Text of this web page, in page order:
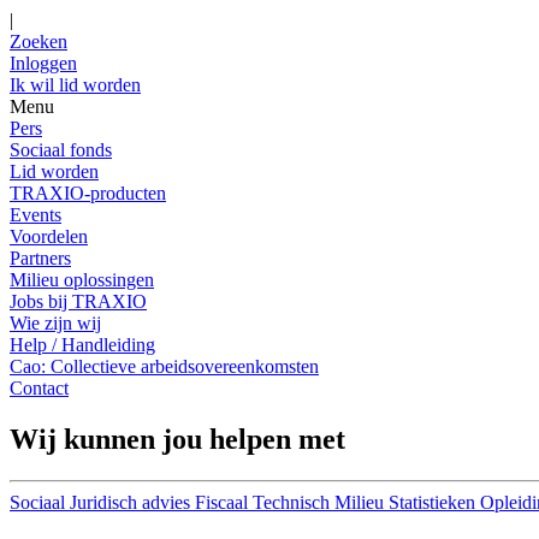
|
Zoeken
Inloggen
Ik wil lid worden
Menu
Pers
Sociaal fonds
Lid worden
TRAXIO-producten
Events
Voordelen
Partners
Milieu oplossingen
Jobs bij TRAXIO
Wie zijn wij
Help / Handleiding
Cao: Collectieve arbeidsovereenkomsten
Contact
Wij kunnen jou helpen met
Sociaal Juridisch advies Fiscaal Technisch Milieu Statistieken